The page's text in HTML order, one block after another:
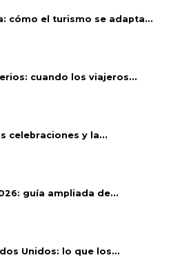
cómo el turismo se adapta...
cuando los viajeros...
celebraciones y la...
guía ampliada de...
Unidos: lo que los...